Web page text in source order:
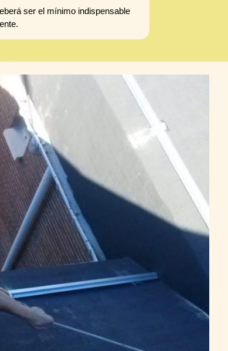
ser el mínimo indispensable